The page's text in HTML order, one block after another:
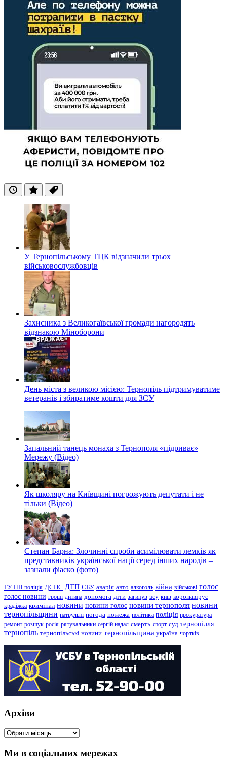
ОстанніПопулярні
Теги
У Тернопільському ТЦК відзначили трьох
військовослужбовців
Захисника з Великогаївської громади нагородять
відзнакою Міноборони
День міста з великою місією: Тернопіль підтримуватиме
ветеранів і збиратиме кошти для ЗСУ
Запальний танець монаха з Тернополя «підриває»
Мережу (Відео)
Як школяру на Київщині погрожують депутати і не
тільки (Відео)
Степан Барна: Злочинні спроби асимілювати лемків як
представників української нації серед інших народів –
зазнали фіаско (фото)
ГУ НП поліція ДСНС ДТП СБУ аварія авто алкоголь війна військові голос
голос новини гроші дитина допомога діти загинув зсу київ коронавірус
крадіжка кримінал новини новини голос новини тернополя новини
тернопільщини патрульні погода пожежа політика поліція прокуратура
ремонт розшук росія рятувальники сергій надал смерть спорт суд тернопілля
тернопіль тернопільські новини тернопільщина україна чортків
Архіви
Архіви
Ми в соціальних мережах